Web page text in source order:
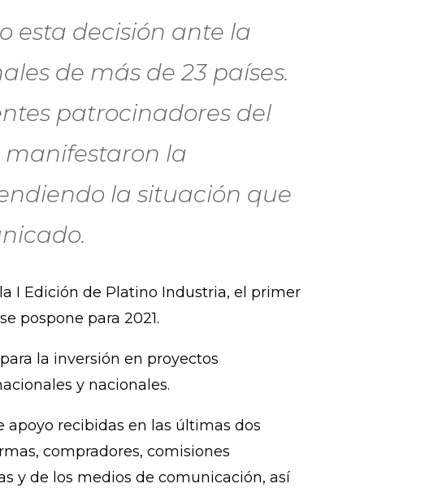
esta decisión ante la
de más de 23 países.
patrocinadores del
manifestaron la
la situación que
I Edición de Platino Industria, el primer
pospone para 2021.
la inversión en proyectos
y nacionales.
recibidas en las últimas dos
compradores, comisiones
y de los medios de comunicación, así